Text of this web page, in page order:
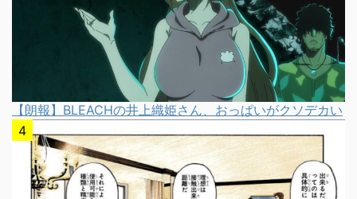
【朗報】BLEACHの井上織姫さん、おっぱいがクソデカい